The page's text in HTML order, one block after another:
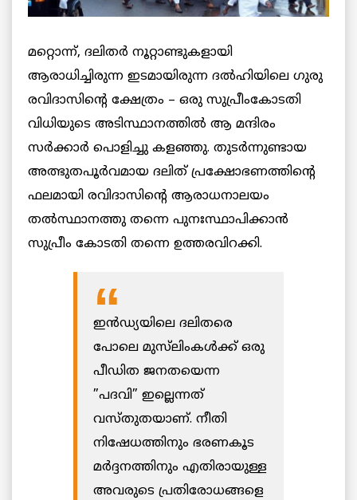
മറ്റൊന്ന്, ദലിതർ നൂറ്റാണ്ടുകളായി
ആരാധിച്ചിരുന്ന ഇടമായിരുന്ന ദൽഹിയിലെ ഗുരു
രവിദാസിന്റെ ക്ഷേത്രം – ഒരു സുപ്രീംകോടതി
വിധിയുടെ അടിസ്ഥാനത്തിൽ ആ മന്ദിരം
സർക്കാർ പൊളിച്ചു കളഞ്ഞു. തുടർന്നുണ്ടായ
അത്ഭുതപൂർവമായ ദലിത് പ്രക്ഷോഭണത്തിന്റെ
ഫലമായി രവിദാസിന്റെ ആരാധനാലയം
തൽസ്ഥാനത്തു തന്നെ പുനഃസ്ഥാപിക്കാൻ
സുപ്രീം കോടതി തന്നെ ഉത്തരവിറക്കി.
ഇൻഡ്യയിലെ ദലിതരെ
പോലെ മുസ്‌ലിംകൾക്ക് ഒരു
പീഡിത ജനതയെന്ന
”പദവി” ഇല്ലെന്നത്
വസ്തുതയാണ്. നീതി
നിഷേധത്തിനും ഭരണകൂട
മർദ്ദനത്തിനും എതിരായുള്ള
അവരുടെ പ്രതിരോധങ്ങളെ